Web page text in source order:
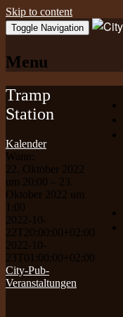
Skip to content
Toggle Navigation
Menu
Tramp
Station
Kalender
Wann:
22. Oktober 2022
um 20:00 – 23.
Oktober 2022 um
1:00
2022-10-
22T20:00:00+02:00
2022-10-
23T01:00:00+02:00
City-Pub-
Veranstaltungen